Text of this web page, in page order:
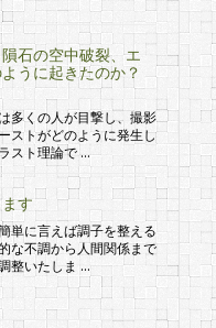
石の空中破裂、エ
うに起きたのか？
多くの人が目撃し、撮影
ストがどのように発生し
スト理論で …
す
単に言えば調子を整える
な不調から人間関係まで
整いたしま …